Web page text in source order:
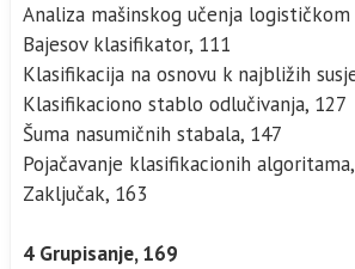
Analiza mašinskog učenja
Bajesov klasifikator, 111
Klasifikacija na osnovu k najbližih
Klasifikaciono stablo odlučivanja, 127
Šuma nasumičnih stabala, 147
Pojačavanje klasifikacionih
Zaključak, 163
4 Grupisanje, 169